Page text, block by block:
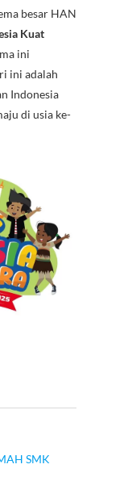
e
gr
a
m
C
besar HAN
Kuat
ini
ini adalah
Indonesia
di usia ke-
SMK